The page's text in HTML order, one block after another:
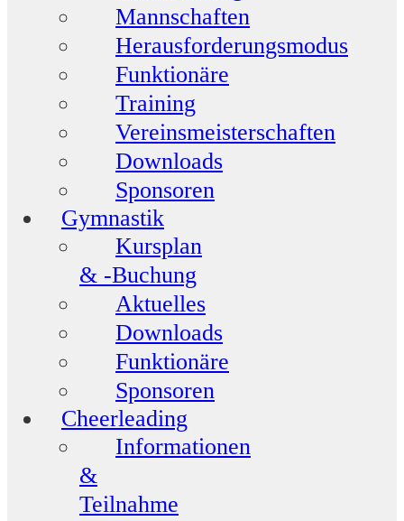
Mannschaften
Herausforderungsmodus
Funktionäre
Training
Vereinsmeisterschaften
Downloads
Sponsoren
Gymnastik
Kursplan
& -Buchung
Aktuelles
Downloads
Funktionäre
Sponsoren
Cheerleading
Informationen
&
Teilnahme